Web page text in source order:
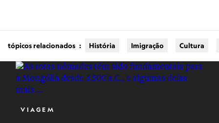
tópicos relacionados : História Imigração Cultura
VIAGEM